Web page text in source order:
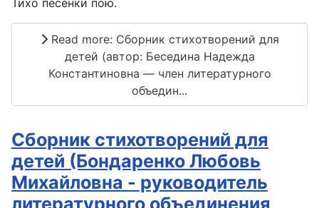
Тихо песенки пою.
Read more: Сборник стихотворений для
детей (автор: Беседина Надежда
Константиновна — член литературного
объедин...
Сборник стихотворений для
детей (Бондаренко Любовь
Михайловна - руководитель